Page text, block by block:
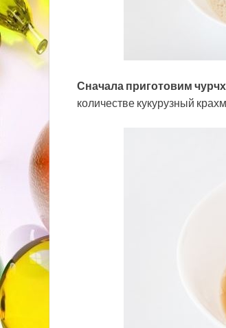
Сначала приготовим
количестве кукурузный